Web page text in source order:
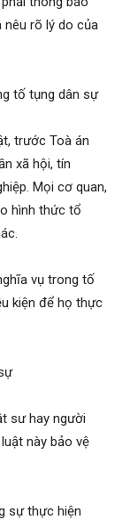
nêu rõ lý do của
tố tụng dân sự
trước Toà án
xã hội, tín
Mọi cơ quan,
hình thức tổ
vụ trong tố
kiện để họ thực
sư hay người
này bảo vệ
sự thực hiện